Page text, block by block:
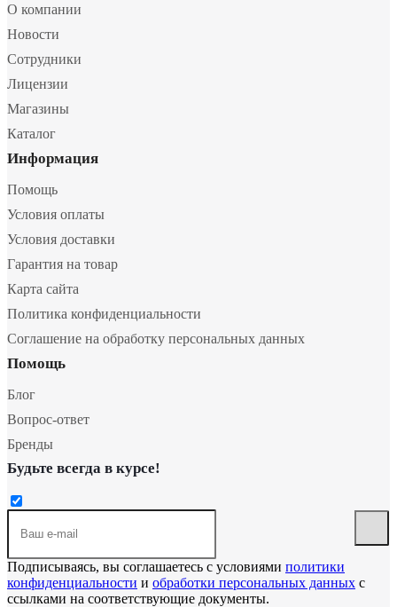
О компании
Новости
Сотрудники
Лицензии
Магазины
Каталог
Информация
Помощь
Условия оплаты
Условия доставки
Гарантия на товар
Карта сайта
Политика конфиденциальности
Соглашение на обработку персональных данных
Помощь
Блог
Вопрос-ответ
Бренды
Будьте всегда в курсе!
Подписываясь, вы соглашаетесь с условиями политики
конфиденциальности и обработки персональных данных с
ссылками на соответствующие документы.